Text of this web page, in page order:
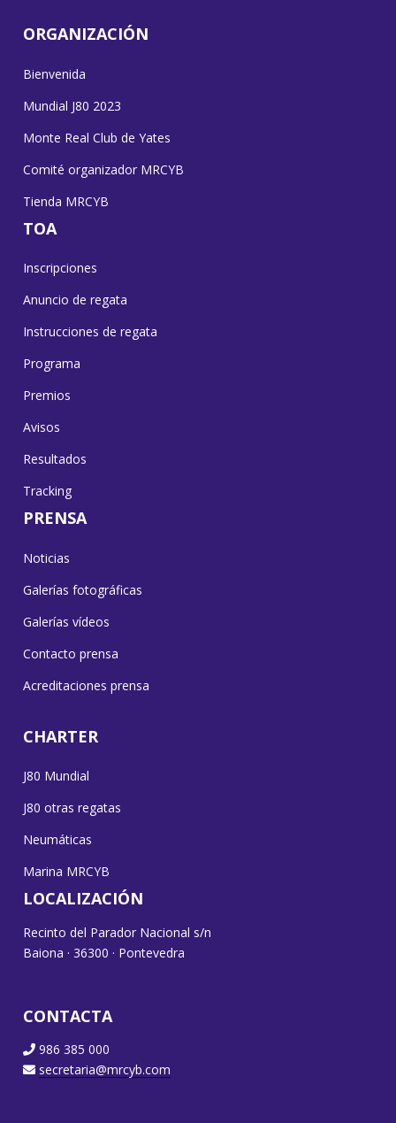
ORGANIZACIÓN
Bienvenida
Mundial J80 2023
Monte Real Club de Yates
Comité organizador MRCYB
Tienda MRCYB
TOA
Inscripciones
Anuncio de regata
Instrucciones de regata
Programa
Premios
Avisos
Resultados
Tracking
PRENSA
Noticias
Galerías fotográficas
Galerías vídeos
Contacto prensa
Acreditaciones prensa
CHARTER
J80 Mundial
J80 otras regatas
Neumáticas
Marina MRCYB
LOCALIZACIÓN
Recinto del Parador Nacional s/n
Baiona · 36300 · Pontevedra
CONTACTA
986 385 000
secretaria@mrcyb.com